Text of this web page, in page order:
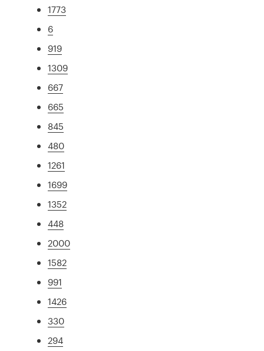
1773
6
919
1309
667
665
845
480
1261
1699
1352
448
2000
1582
991
1426
330
294